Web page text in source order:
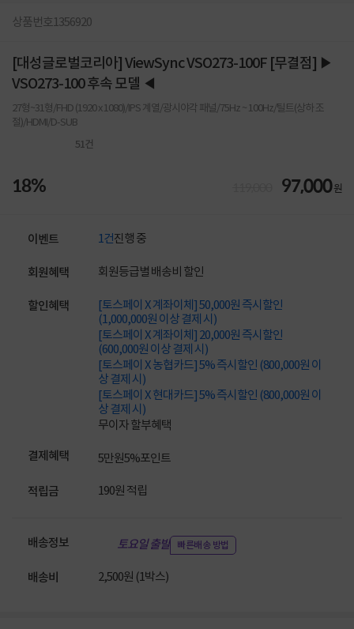
상품번호1356920
[대성글로벌코리아] ViewSync VSO273-100F [무결점] ▶
VSO273-100 후속 모델 ◀
27형~31형/FHD (1920 x 1080)/IPS 계열/광시야각 패널/75Hz ~ 100Hz/틸트(상하 조
절)/HDMI/D-SUB
51건
18% 97,000원
이벤트 1건진행 중
회원혜택 회원등급별 배송비 할인
할인혜택
[토스페이 X 계좌이체] 50,000원 즉시할인
(1,000,000원 이상 결제 시)
[토스페이 X 계좌이체] 20,000원 즉시할인
(600,000원 이상 결제 시)
[토스페이 X 농협카드] 5% 즉시할인 (800,000원 이
상 결제 시)
[토스페이 X 현대카드] 5% 즉시할인 (800,000원 이
상 결제 시)
무이자 할부혜택
결제혜택 5만원5%포인트
적립금 190원 적립
배송정보 토요일 출발 빠른배송 방법
배송비 2,500원 (1박스)